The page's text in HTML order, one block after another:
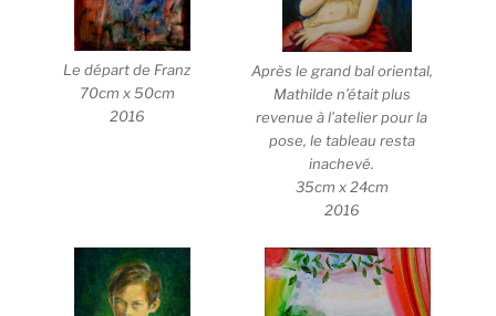
Le départ de Franz
70cm x 50cm
2016
Après le grand bal oriental,
Mathilde n’était plus
revenue à l’atelier pour la
pose, le tableau resta
inachevé.
35cm x 24cm
2016